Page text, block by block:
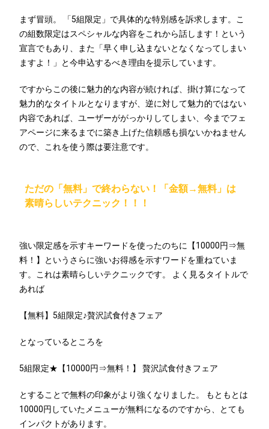
まず冒頭。 「5組限定」で具体的な特別感を訴求します。こ
の組数限定はスペシャルな内容をこれから話します！という
宣言でもあり、また「早く申し込まないとなくなってしまい
ますよ！」と今申込するべき理由を提示しています。
ですからこの後に魅力的な内容が続ければ、掛け算になって
魅力的なタイトルとなりますが、逆に対して魅力的ではない
内容であれば、ユーザーががっかりしてしまい、今までフェ
アページに来るまでに築き上げた信頼感も損ないかねません
ので、これを使う際は要注意です。
ただの「無料」で終わらない！「金額→無料」は
素晴らしいテクニック！！！
強い限定感を示すキーワードを使ったのちに【10000円⇒無
料！】というさらに強いお得感を示すワードを重ねていま
す。これは素晴らしいテクニックです。 よく見るタイトルで
あれば
【無料】5組限定♪贅沢試食付きフェア
となっているところを
5組限定★【10000円⇒無料！】 贅沢試食付きフェア
とすることで無料の印象がより強くなりました。 もともとは
10000円していたメニューが無料になるのですから、とても
インパクトがあります。